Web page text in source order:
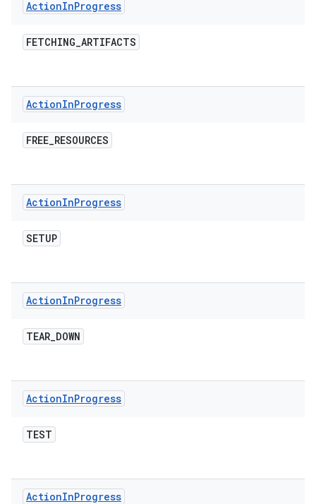
ActionInProgress
FETCHING_ARTIFACTS
ActionInProgress
FREE_RESOURCES
ActionInProgress
SETUP
ActionInProgress
TEAR_DOWN
ActionInProgress
TEST
ActionInProgress